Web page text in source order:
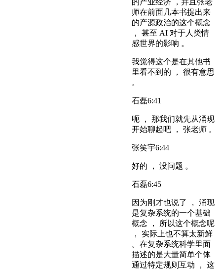
师在前面几本书提出来
的产源政治的这个概念
， 甚至 AI 对于人类情
感世界的影响 。
我觉得这个是在其他书
里看不到的 ， 很有意思
。
石磊6:41
呃 ， 那我们就先从涌现
开始聊起吧 ， 张老师 。
张笑宇6:44
好的 ， 没问题 。
石磊6:45
因为刚才也说了 ， 涌现
是复杂系统的一个基础
概念 ， 所以这个概念呢
， 实际上也不算太新鲜
。在复杂系统科学里面
描述的是大量简单个体
通过特定规则互动 ， 这